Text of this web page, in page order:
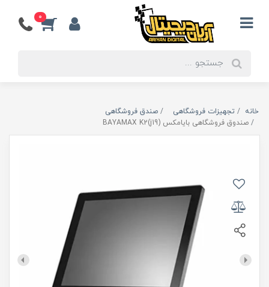
0
خانه تجهیزات فروشگاهی
صندق فروشگاهی
صندوق فروشگاهی بایامکس BAYAMAX K2(j19)